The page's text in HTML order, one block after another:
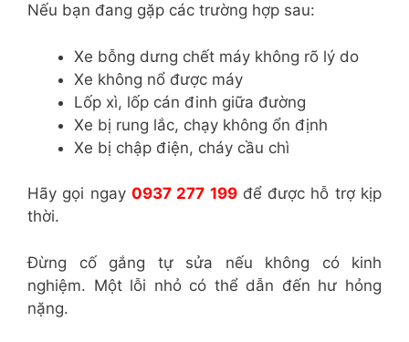
Nếu bạn đang gặp các trường hợp sau:
Xe bỗng dưng chết máy không rõ lý do
Xe không nổ được máy
Lốp xì, lốp cán đinh giữa đường
Xe bị rung lắc, chạy không ổn định
Xe bị chập điện, cháy cầu chì
Hãy gọi ngay 0937 277 199để được hỗ trợ kịp
thời.
Đừng cố gắng tự sửa nếu không có kinh
nghiệm. Một lỗi nhỏ có thể dẫn đến hư hỏng
nặng.